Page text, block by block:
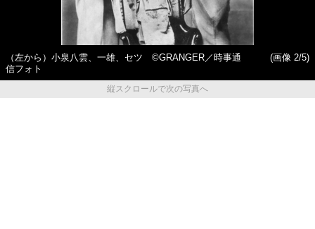
（左から）小泉八雲、一雄、セツ ©GRANGER／時事通
信フォト
(画像 2/5)
縦スクロールで次の写真へ